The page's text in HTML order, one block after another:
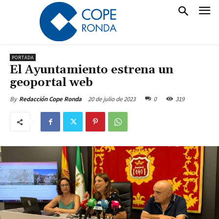
PORTADA
El Ayuntamiento estrena un
geoportal web
By Redacción Cope Ronda 20 de julio de 2023 0 319